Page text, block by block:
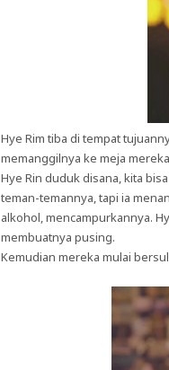
Hye Rim tiba di tempat
memanggilnya ke meja
Hye Rin duduk disana, kita
teman-temannya, tapi ia
alkohol, mencampurkannya.
membuatnya pusing.
Kemudian mereka mulai